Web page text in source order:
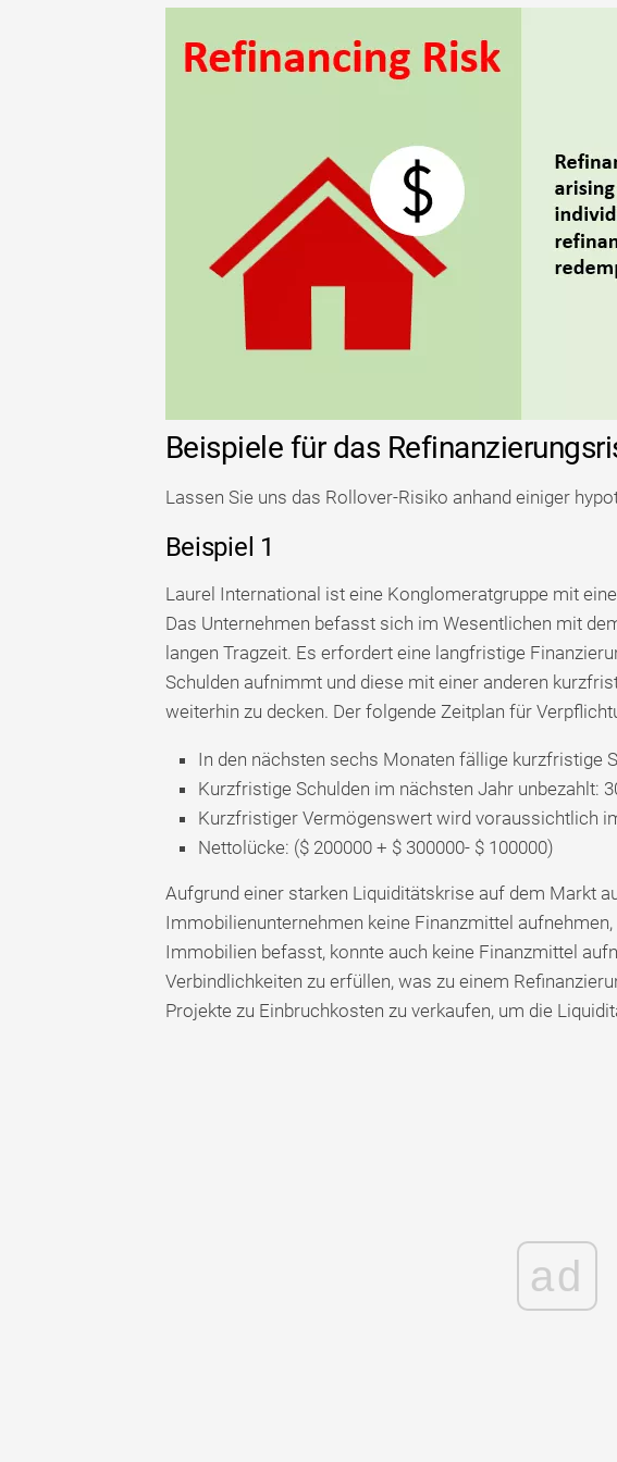
Beispiele für das
Lassen Sie uns das Rollover-Risiko anhand einiger
Beispiel 1
Laurel International ist eine Konglomeratgruppe mit
Das Unternehmen befasst sich im Wesentlichen mit
langen Tragzeit. Es erfordert eine langfristige
Schulden aufnimmt und diese mit einer anderen
weiterhin zu decken. Der folgende Zeitplan für
In den nächsten sechs Monaten fällige kurzfristige
Kurzfristige Schulden im nächsten Jahr unbezahlt:
Kurzfristiger Vermögenswert wird voraussichtlich
Nettolücke: ($ 200000 + $ 300000- $ 100000)
Aufgrund einer starken Liquiditätskrise auf dem Markt
Immobilienunternehmen keine Finanzmittel
Immobilien befasst, konnte auch keine Finanzmittel
Verbindlichkeiten zu erfüllen, was zu einem
Projekte zu Einbruchkosten zu verkaufen, um die
ad